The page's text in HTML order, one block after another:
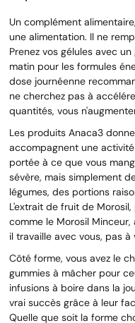
Un complément
une alimentation. Il ne
Prenez vos gélules avec
matin pour les formules
dose journéenne
ne cherchez pas à
quantités, vous
Les produits Anaca3
accompagnent une
portée à ce que vous
sévère, mais simplement
légumes, des portions
L'extrait de fruit de
comme le Morosil
il travaille avec vous, pas à
Côté forme, vous avez le
gummies à mâcher pour
infusions à boire dans la
vrai succès grâce à leur
Quelle que soit la forme